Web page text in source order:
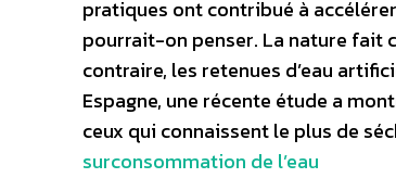
pratiques ont contribué à
pourrait-on penser. La nature fait
contraire, les retenues d’eau
Espagne, une récente étude a
ceux qui connaissent le plus de
surconsommation de l’eau